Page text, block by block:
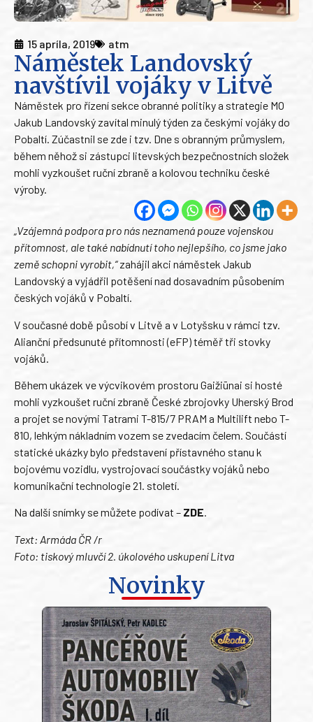
15 apríla, 2019 atm
Náměstek Landovský
navštívil vojáky v Litvě
Náměstek pro řízení sekce obranné politiky a strategie MO
Jakub Landovský zavítal minulý týden za českými vojáky do
Pobaltí. Zúčastnil se zde i tzv. Dne s obranným průmyslem,
během něhož si zástupci litevských bezpečnostních složek
mohli vyzkoušet ruční zbraně a kolovou techniku české
výroby.
„Vzájemná podpora pro nás neznamená pouze vojenskou
přítomnost, ale také nabídnutí toho nejlepšího, co jsme jako
země schopni vyrobit,“zahájil akci náměstek Jakub
Landovský a vyjádřil potěšení nad dosavadním působením
českých vojáků v Pobaltí.
V současné době působí v Litvě a v Lotyšsku v rámci tzv.
Alianční předsunuté přítomnosti (eFP) téměř tři stovky
vojáků.
Během ukázek ve výcvikovém prostoru Gaižiūnai si hosté
mohli vyzkoušet ruční zbraně České zbrojovky Uherský Brod
a projet se novými Tatrami T-815/7 PRAM a Multilift nebo T-
810, lehkým nákladním vozem se zvedacím čelem. Součástí
statické ukázky bylo představení přístavného stanu k
bojovému vozidlu, vystrojovací součástky vojáků nebo
komunikační technologie 21. století.
Na další snímky se můžete podívat – ZDE.
Text: Armáda ČR /r
Foto: tiskový mluvčí 2. úkolového uskupení Litva
Novinky